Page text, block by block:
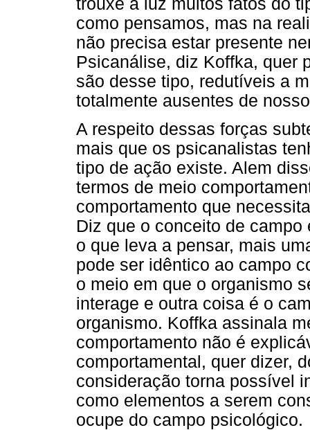
como pensamos, mas na
não precisa estar presente
Psicanálise, diz Koffka, quer
são desse tipo, redutíveis a
totalmente ausentes de
A respeito dessas forças
mais que os psicanalistas
tipo de ação existe. Alem
termos de meio
comportamento que
Diz que o conceito de
o que leva a pensar, mais
pode ser idêntico ao campo
o meio em que o organismo
interage e outra coisa é o
organismo. Koffka assinala
comportamento não é
comportamental, quer dizer,
consideração torna possível
como elementos a serem
ocupe do campo psicológico.